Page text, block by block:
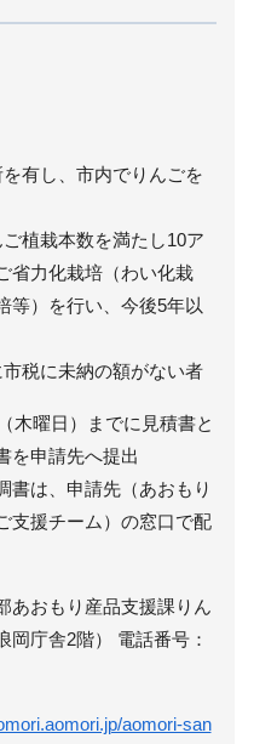
を有し、市内でりんごを
ご植栽本数を満たし10ア
省力化栽培（わい化栽
等）を行い、今後5年以
市税に未納の額がない者
木曜日）までに見積書と
を申請先へ提出
書は、申請先（あおもり
支援チーム）の窓口で配
あおもり産品支援課りん
岡庁舎2階） 電話番号：
aomori-san